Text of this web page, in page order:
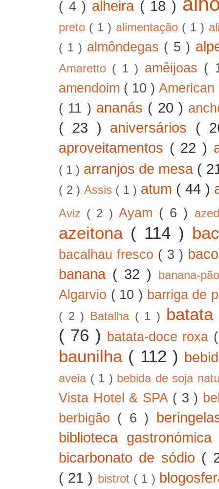
( 4 ) alheira ( 18 )
preto ( 1 ) alimentação ( 1 )
( 1 ) almôndegas ( 5 )
Amaretto ( 1 ) amêijoas (
amendoim ( 10 )
( 11 ) ananás ( 20 )
( 23 ) aniversários (
aproveitamentos ( 22 )
( 1 ) arranjos de mesa (
( 2 ) Assis ( 1 ) atum ( 44 )
Aviz ( 2 ) Ayam ( 6 )
azeitona ( 114 )
bacalhau fresco ( 3 )
banana ( 32 ) banana-
Algarvio ( 10 ) barriga de
( 2 ) Batalha ( 1 )
( 76 ) batata-doce roxa
baunilha ( 112 )
aveia ( 1 ) bebida de soja
Vista Hotel & SPA ( 3 )
berbigão ( 6 )
biblioteca
bicarbonato de sódio (
( 21 ) bistrot ( 1 )